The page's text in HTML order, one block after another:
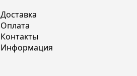
Доставка
Оплата
Контакты
Информация